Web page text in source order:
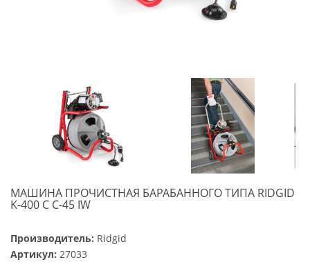
МАШИНА ПРОЧИСТНАЯ БАРАБАННОГО ТИПА RIDGID
K-400 С C-45 IW
Производитель: Ridgid
Артикул: 27033